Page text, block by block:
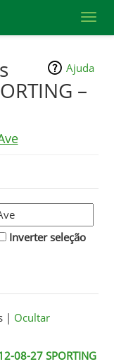
Ajuda
–
Inverter seleção
| Ocultar
08-27 SPORTING